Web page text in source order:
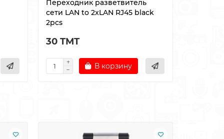
Переходник разветвитель
сети LAN to 2xLAN RJ45 black
2pcs
30 TMT
В корзину